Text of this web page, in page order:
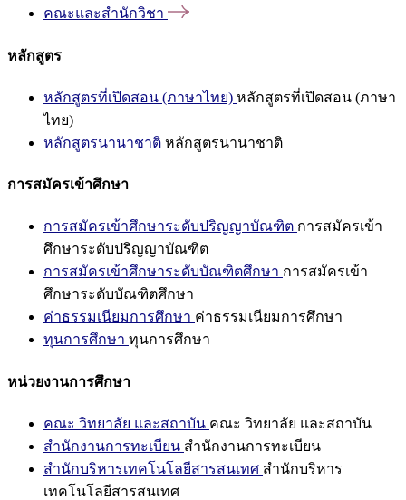
คณะและสำนักวิชา
หลักสูตร
หลักสูตรที่เปิดสอน (ภาษาไทย) หลักสูตรที่เปิดสอน (ภาษา
ไทย)
หลักสูตรนานาชาติ หลักสูตรนานาชาติ
การสมัครเข้าศึกษา
การสมัครเข้าศึกษาระดับปริญญาบัณฑิต การสมัครเข้า
ศึกษาระดับปริญญาบัณฑิต
การสมัครเข้าศึกษาระดับบัณฑิตศึกษา การสมัครเข้า
ศึกษาระดับบัณฑิตศึกษา
ค่าธรรมเนียมการศึกษา ค่าธรรมเนียมการศึกษา
ทุนการศึกษา ทุนการศึกษา
หน่วยงานการศึกษา
คณะ วิทยาลัย และสถาบัน คณะ วิทยาลัย และสถาบัน
สำนักงานการทะเบียน สำนักงานการทะเบียน
สำนักบริหารเทคโนโลยีสารสนเทศ สำนักบริหาร
เทคโนโลยีสารสนเทศ